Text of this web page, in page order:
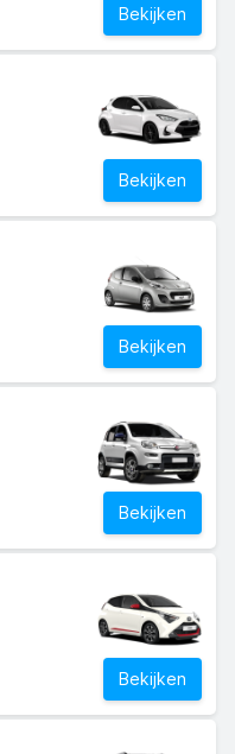
Bekijken
Bekijken
Bekijken
Bekijken
Bekijken